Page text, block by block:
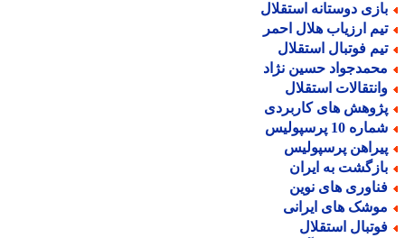
دوستانه استقلال
ارزیاب هلال احمر
فوتبال استقلال
حسین نژاد
استقلال
های کاربردی
10 پرسپولیس
پرسپولیس
به ایران
های نوین
های ایرانی
استقلال